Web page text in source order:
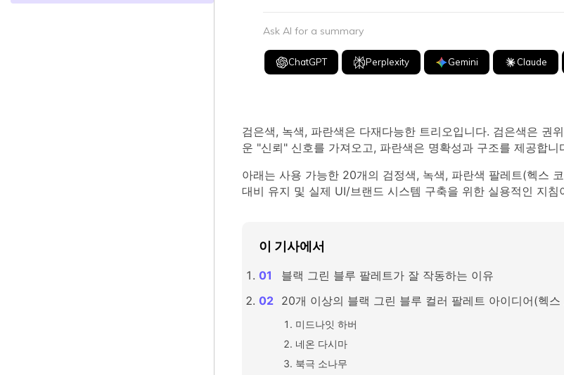
Ask AI for a summary
ChatGPT Perplexity Gemini Claude
검은색, 녹색, 파란색은 다재다능한 트리오입니다. 검은색은 권
운 "신뢰" 신호를 가져오고, 파란색은 명확성과 구조를 제공합니
아래는 사용 가능한 20개의 검정색, 녹색, 파란색 팔레트(헥스
대비 유지 및 실제 UI/브랜드 시스템 구축을 위한 실용적인 지침
이 기사에서
블랙 그린 블루 팔레트가 잘 작동하는 이유
20개 이상의 블랙 그린 블루 컬러 팔레트 아이디어(헥스
미드나잇 하버
네온 다시마
북극 소나무